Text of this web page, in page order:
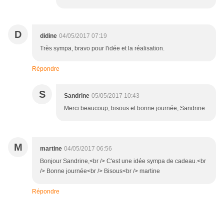
D didine 04/05/2017 07:19
Très sympa, bravo pour l'idée et la réalisation.
Répondre
S Sandrine 05/05/2017 10:43
Merci beaucoup, bisous et bonne journée, Sandrine
M martine 04/05/2017 06:56
Bonjour Sandrine,<br /> C'est une idée sympa de cadeau.<br
/> Bonne journée<br /> Bisous<br /> martine
Répondre